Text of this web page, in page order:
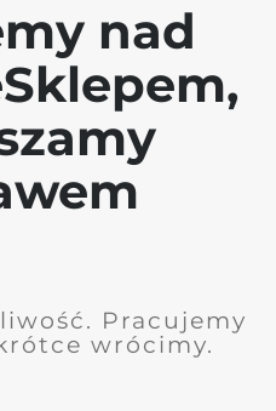
nad
Pracujemy
wrócimy.